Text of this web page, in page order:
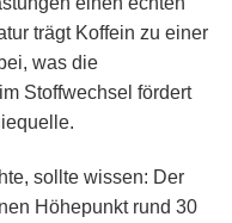
trägt Koffein zu einer
was die
Stoffwechsel fördert
sollte wissen: Der
Höhepunkt rund 30